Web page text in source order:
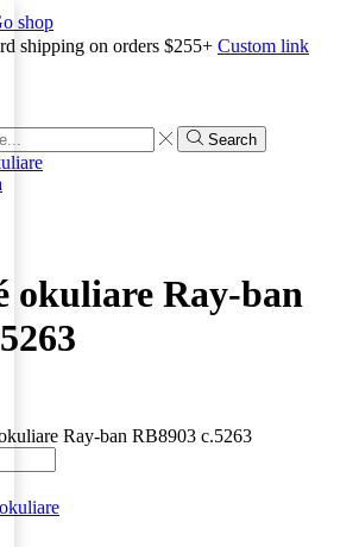
shop
shipping on orders $255+ Custom link
Search
okuliare Ray-ban
Ray-ban RB8903 c.5263